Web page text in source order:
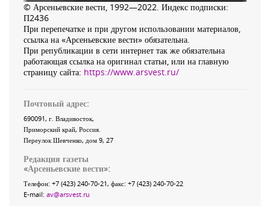
© Арсеньевские вести, 1992—2022. Индекс подписки:
П2436
При перепечатке и при другом использовании материалов,
ссылка на «Арсеньевские вести» обязательна.
При републикации в сети интернет так же обязательна
работающая ссылка на оригинал статьи, или на главную
страницу сайта: https://www.arsvest.ru/
Почтовый адрес:
690091, г. Владивосток,
Приморский край, Россия
Переулок Шевченко, дом 9, 27
Редакция газеты
«Арсеньевские вести»:
Телефон: +7 (423) 240-70-21, факс: +7 (423) 240-70-22
E-mail: av@arsvest.ru